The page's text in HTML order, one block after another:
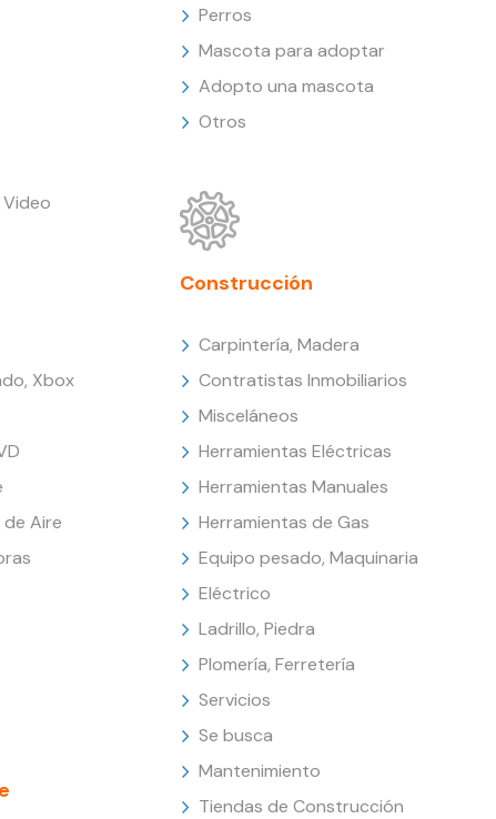
Xbox
Aire
Perros
Mascota para adoptar
Adopto una mascota
Otros
Construcción
Carpintería, Madera
Contratistas Inmobiliarios
Misceláneos
Herramientas Eléctricas
Herramientas Manuales
Herramientas de Gas
Equipo pesado, Maquinaria
Eléctrico
Ladrillo, Piedra
Plomería, Ferretería
Servicios
Se busca
Mantenimiento
Tiendas de Construcción